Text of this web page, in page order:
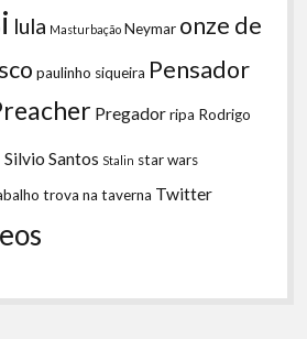
lula Masturbação Neymar onze de
paulinho siqueira Pensador
Pregadorripa Rodrigo
Silvio Santos Stalin star wars
trova na taverna Twitter